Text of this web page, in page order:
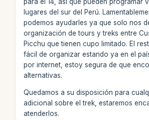
lugares del sur del Perú.
podemos ayudarles ya que solo nos
organización de tours y treks entre
Picchu que tienen cupo limitado. El
fácil de organizar estando ya en el
por internet, estoy segura de que
alternativas.
Quedamos a su disposición para
adicional sobre el trek, estaremos
atenderlos.